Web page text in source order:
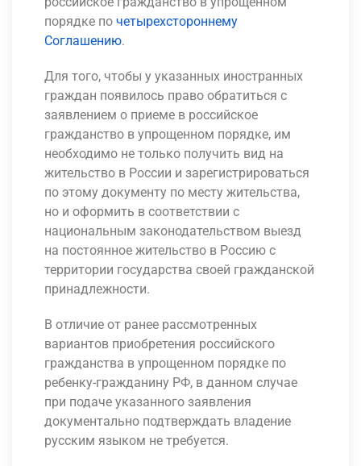
порядке по четырехстороннему
Соглашению.
Для того, чтобы у указанных иностранных
граждан появилось право обратиться с
заявлением о приеме в российское
гражданство в упрощенном порядке, им
необходимо не только получить вид на
жительство в России и зарегистрироваться
по этому документу по месту жительства,
но и оформить в соответствии с
национальным законодательством выезд
на постоянное жительство в Россию с
территории государства своей гражданской
принадлежности.
В отличие от ранее рассмотренных
вариантов приобретения российского
гражданства в упрощенном порядке по
ребенку-гражданину РФ, в данном случае
при подаче указанного заявления
документально подтверждать владение
русским языком не требуется.